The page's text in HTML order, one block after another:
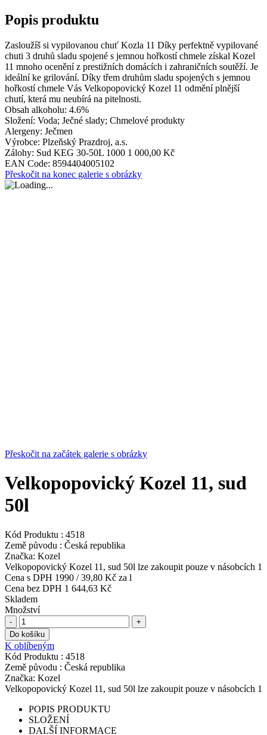
Popis produktu
Zasloužíš si vypilovanou chuť Kozla 11 Díky perfektně vypilované
chuti 3 druhů sladu spojené s jemnou hořkostí chmele získal Kozel
11 mnoho ocenění z prestižních domácích i zahraničních soutěží. Je
ideální ke grilování. Díky třem druhům sladu spojených s jemnou
hořkostí chmele Vás Velkopopovický Kozel 11 odmění plnější
chutí, která mu neubírá na pitelnosti.
Obsah alkoholu: 4.6%
Složení: Voda; Ječné slady; Chmelové produkty
Alergeny: Ječmen
Výrobce: Plzeňský Prazdroj, a.s.
Zálohy: Sud KEG 30-50L 1000 1 000,00 Kč
EAN Code: 8594404005102
Přeskočit na konec galerie s obrázky
Přeskočit na začátek galerie s obrázky
Velkopopovický Kozel 11, sud
50l
Kód Produktu : 4518
Země původu : Česká republika
Značka: Kozel
Velkopopovický Kozel 11, sud 50l lze zakoupit pouze v násobcích 1
Cena s DPH 1990 /39,80 Kč za l
Cena bez DPH 1 644,63 Kč
Skladem
Množství
-
+
Do košíku
K oblíbeným
Kód Produktu : 4518
Země původu : Česká republika
Značka: Kozel
Velkopopovický Kozel 11, sud 50l lze zakoupit pouze v násobcích 1
POPIS PRODUKTU
SLOŽENÍ
DALŠÍ INFORMACE